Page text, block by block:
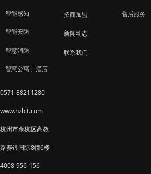
智能感知
智能安防
智慧消防
智慧公寓、酒店
招商加盟
新闻动态
联系我们
售后服务
0571-88211280
www.hzbit.com
杭州市余杭区高教
路赛银国际8幢6楼
4008-956-156